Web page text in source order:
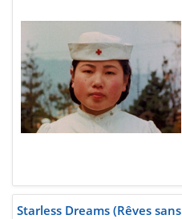
Starless Dreams (Rêves sans